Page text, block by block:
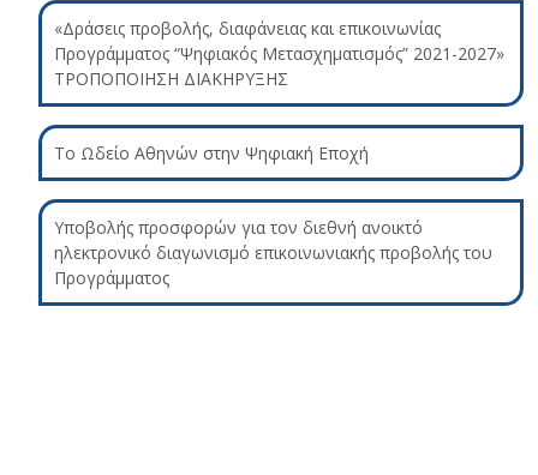
«Δράσεις προβολής, διαφάνειας και επικοινωνίας
Προγράμματος “Ψηφιακός Μετασχηματισμός” 2021-2027»
ΤΡΟΠΟΠΟΙΗΣΗ ΔΙΑΚΗΡΥΞΗΣ
Το Ωδείο Αθηνών στην Ψηφιακή Εποχή
Υποβολής προσφορών για τον διεθνή ανοικτό
ηλεκτρονικό διαγωνισμό επικοινωνιακής προβολής του
Προγράμματος